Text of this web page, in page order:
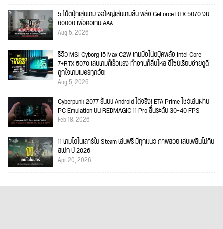
5 โน้ตบุ๊กเล่นเกม จอใหญ่เล่นเกมลื่น พลัง GeForce RTX 5070 งบ
60000 เพื่อคอเกม AAA
Aug 5, 2026
รีวิว MSI Cyborg 15 Max C2W เกมมิ่งโน้ตบุ๊คพลัง Intel Core
7+RTX 5070 เล่นเกมก็เร็วแรง ทำงานก็ลื่นไหล ดีไซน์เรียบง่ายดูดี
ถูกใจเกมเมอร์ทุกวัย!
Aug 5, 2026
Cyberpunk 2077 รันบน Android ได้จริง! ETA Prime โชว์เล่นผ่าน
PC Emulation บน REDMAGIC 11 Pro ลื่นระดับ 30–40 FPS
Feb 18, 2026
11 เกมไดโนเสาร์ใน Steam เล่นฟรี มีทุกแนว ภาพสวย เล่นเพลินไม่กิน
สเปก ปี 2026
Apr 20, 2026